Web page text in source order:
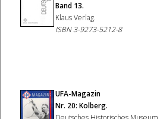
Band 13.
Klaus Verlag.
ISBN 3-9273-5212-8
UFA-Magazin
Nr. 20: Kolberg.